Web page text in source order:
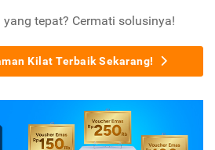
tepat? Cermati solusinya!
Kilat Terbaik Sekarang!